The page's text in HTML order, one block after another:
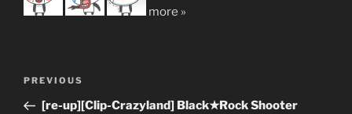
more »
Previous
Post
PREVIOUS
[re-up][Clip-Crazyland] Black★Rock Shooter